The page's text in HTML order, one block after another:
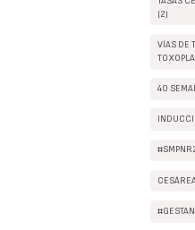
(2)
VÍAS DE
40